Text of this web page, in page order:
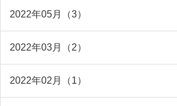
2022年05月（3）
2022年03月（2）
2022年02月（1）